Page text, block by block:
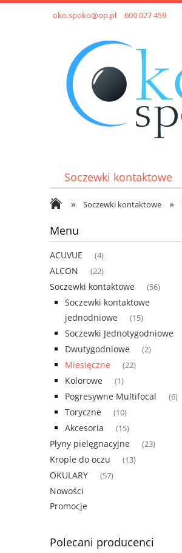
oko.spoko@op.pl 609 027 459
Soczewki kontaktowe
» Soczewki kontaktowe »
Menu
ACUVUE (4)
ALCON (22)
Soczewki kontaktowe (56)
Soczewki kontaktowe
jednodniowe
(15)
Soczewki Jednotygodniowe
Dwutygodniowe (2)
Miesięczne (22)
Kolorowe (1)
Pogresywne Multifocal (6)
Toryczne (10)
Akcesoria (15)
Płyny pielęgnacyjne (23)
Krople do oczu (13)
OKULARY (57)
Nowości
Promocje
Polecani producenci